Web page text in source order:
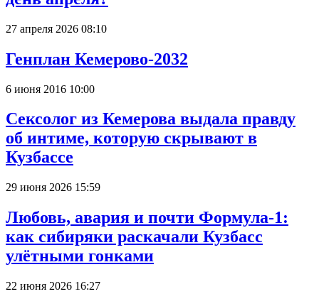
27 апреля 2026 08:10
Генплан Кемерово-2032
6 июня 2016 10:00
Сексолог из Кемерова выдала правду
об интиме, которую скрывают в
Кузбассе
29 июня 2026 15:59
Любовь, авария и почти Формула-1:
как сибиряки раскачали Кузбасс
улётными гонками
22 июня 2026 16:27